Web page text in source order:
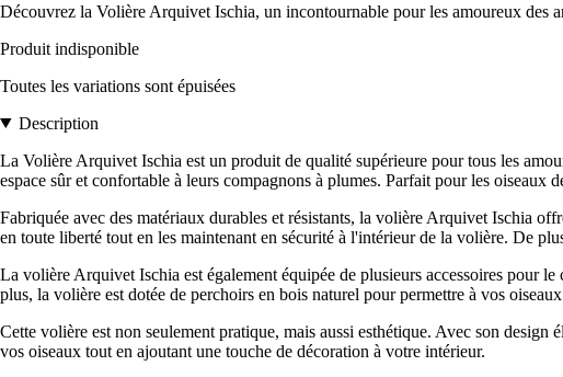
Découvrez la Volière Arquivet Ischia, un incontournable pour les amoureux
Produit indisponible
Toutes les variations sont épuisées
Description
La Volière Arquivet Ischia est un produit de qualité supérieure pour tous les
espace sûr et confortable à leurs compagnons à plumes. Parfait pour les
Fabriquée avec des matériaux durables et résistants, la volière Arquivet Ischia
en toute liberté tout en les maintenant en sécurité à l'intérieur de la volière. De
La volière Arquivet Ischia est également équipée de plusieurs accessoires pour
plus, la volière est dotée de perchoirs en bois naturel pour permettre à vos
Cette volière est non seulement pratique, mais aussi esthétique. Avec son
vos oiseaux tout en ajoutant une touche de décoration à votre intérieur.